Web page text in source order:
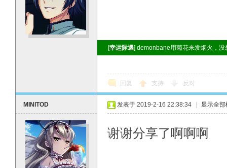
[幸运际遇] demonbane用菊花来发烟火，
回复 支持 反对
MINITOD 发表于 2019-2-16 22:38:34 显示全部
谢谢分享了啊啊啊